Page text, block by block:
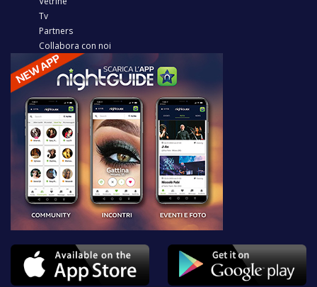
Tv
Partners
Collabora con noi